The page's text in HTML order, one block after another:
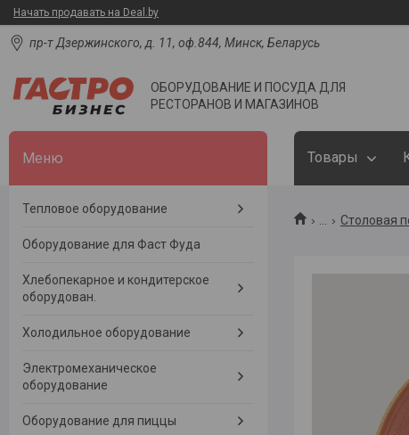
Начать продавать на Deal.by
пр-т Дзержинского, д. 11, оф.844, Минск, Беларусь
ОБОРУДОВАНИЕ И ПОСУДА ДЛЯ
РЕСТОРАНОВ И МАГАЗИНОВ
Товары
... Столовая
Тепловое оборудование
Оборудование для Фаст Фуда
Хлебопекарное и кондитерское
оборудован.
Холодильное оборудование
Электромеханическое
оборудование
Оборудование для пиццы